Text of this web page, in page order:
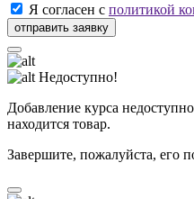
Я согласен с политикой
Недоступно!
Добавление курса
находится товар.
Завершите, пожалуйста, его